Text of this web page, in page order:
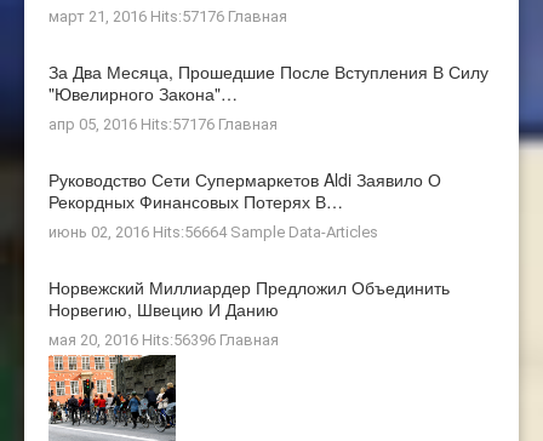
март 21, 2016 Hits:57176 Главная
За Два Месяца, Прошедшие После Вступления В Силу
"ювелирного Закона"…
апр 05, 2016 Hits:57176 Главная
Руководство Сети Супермаркетов Aldi Заявило О
Рекордных Финансовых Потерях В…
июнь 02, 2016 Hits:56664 Sample Data-Articles
Норвежский Миллиардер Предложил Объединить
Норвегию, Швецию И Данию
мая 20, 2016 Hits:56396 Главная